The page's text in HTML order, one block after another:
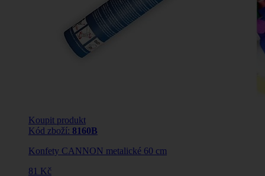
Koupit produkt
Kód zboží: 8160B
Konfety CANNON metalické 60 cm
81 Kč